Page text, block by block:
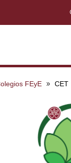
FEyE CET